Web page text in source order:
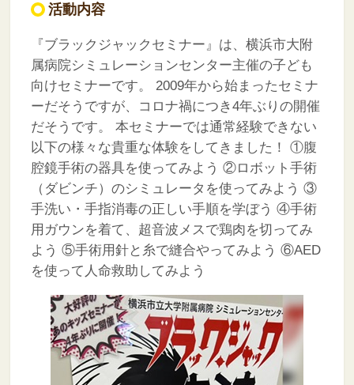
活動内容
『ブラックジャックセミナー』は、横浜市大附
属病院シミュレーションセンター主催の子ども
向けセミナーです。
2009年から始まったセミナ
ーだそうですが、コロナ禍につき4年ぶりの開催
だそうです。
本セミナーでは通常経験できない
以下の様々な貴重な体験をしてきました！
①腹
腔鏡手術の器具を使ってみよう ②ロボット手術
（ダビンチ）のシミュレータを使ってみよう ③
手洗い・手指消毒の正しい手順を学ぼう ④手術
用ガウンを着て、超音波メスで鶏肉を切ってみ
よう ⑤手術用針と糸で縫合やってみよう ⑥AED
を使って人命救助してみよう